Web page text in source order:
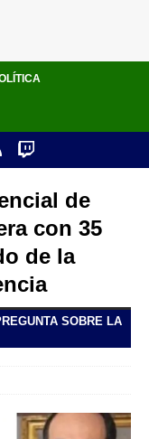
de
con 35
de la
SOBRE LA